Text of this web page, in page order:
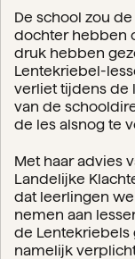
De school zou
dochter hebben
druk hebben
Lentekriebel-
verliet tijdens de
van de
de les alsnog te
Met haar advies
Landelijke
dat leerlingen
nemen aan
de Lentekriebels
namelijk